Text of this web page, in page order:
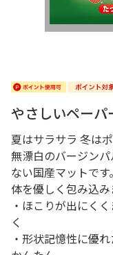
やさしいペー
夏はサラサラ 冬は
無漂白のバージン
ない国産マットで
体を優しく包み込み
・ほこりが出にく
く
・形状記憶性に優